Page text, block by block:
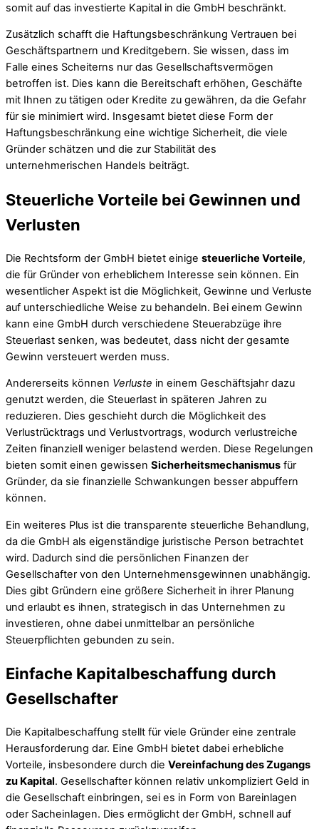
somit auf das investierte Kapital in die GmbH beschränkt.
Zusätzlich schafft die Haftungsbeschränkung Vertrauen bei
Geschäftspartnern und Kreditgebern. Sie wissen, dass im
Falle eines Scheiterns nur das Gesellschaftsvermögen
betroffen ist. Dies kann die Bereitschaft erhöhen, Geschäfte
mit Ihnen zu tätigen oder Kredite zu gewähren, da die Gefahr
für sie minimiert wird. Insgesamt bietet diese Form der
Haftungsbeschränkung eine wichtige Sicherheit, die viele
Gründer schätzen und die zur Stabilität des
unternehmerischen Handels beiträgt.
Steuerliche Vorteile bei Gewinnen und
Verlusten
Die Rechtsform der GmbH bietet einige steuerliche Vorteile,
die für Gründer von erheblichem Interesse sein können. Ein
wesentlicher Aspekt ist die Möglichkeit, Gewinne und Verluste
auf unterschiedliche Weise zu behandeln. Bei einem Gewinn
kann eine GmbH durch verschiedene Steuerabzüge ihre
Steuerlast senken, was bedeutet, dass nicht der gesamte
Gewinn versteuert werden muss.
Andererseits können Verluste in einem Geschäftsjahr dazu
genutzt werden, die Steuerlast in späteren Jahren zu
reduzieren. Dies geschieht durch die Möglichkeit des
Verlustrücktrags und Verlustvortrags, wodurch verlustreiche
Zeiten finanziell weniger belastend werden. Diese Regelungen
bieten somit einen gewissen Sicherheitsmechanismus für
Gründer, da sie finanzielle Schwankungen besser abpuffern
können.
Ein weiteres Plus ist die transparente steuerliche Behandlung,
da die GmbH als eigenständige juristische Person betrachtet
wird. Dadurch sind die persönlichen Finanzen der
Gesellschafter von den Unternehmensgewinnen unabhängig.
Dies gibt Gründern eine größere Sicherheit in ihrer Planung
und erlaubt es ihnen, strategisch in das Unternehmen zu
investieren, ohne dabei unmittelbar an persönliche
Steuerpflichten gebunden zu sein.
Einfache Kapitalbeschaffung durch
Gesellschafter
Die Kapitalbeschaffung stellt für viele Gründer eine zentrale
Herausforderung dar. Eine GmbH bietet dabei erhebliche
Vorteile, insbesondere durch die Vereinfachung des Zugangs
zu Kapital. Gesellschafter können relativ unkompliziert Geld in
die Gesellschaft einbringen, sei es in Form von Bareinlagen
oder Sacheinlagen. Dies ermöglicht der GmbH, schnell auf